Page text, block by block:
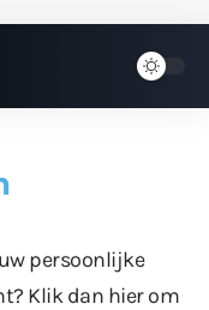
persoonlijke
Klik dan hierom